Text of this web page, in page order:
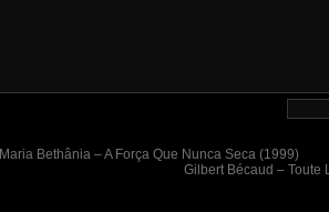
Maria Bethânia – A Força Que Nunca Seca (1999)
Gilbert Bécaud – Toute